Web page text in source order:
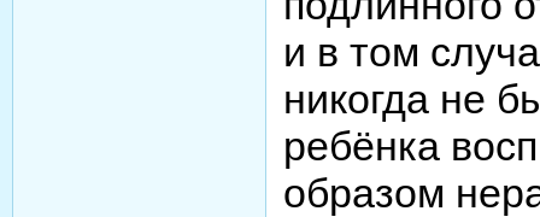
и в том
никогда не
ребёнка
образом